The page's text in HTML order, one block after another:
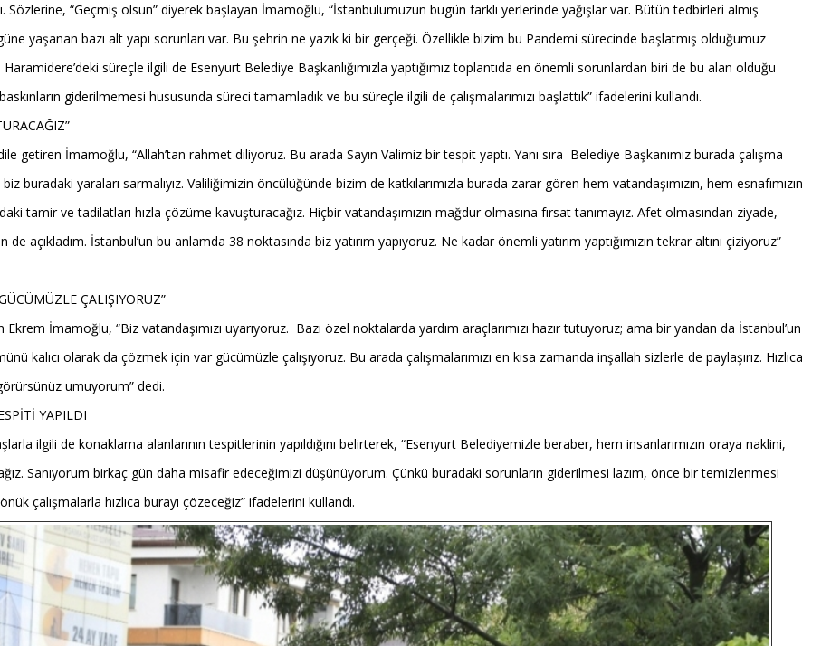
Sözlerine, “Geçmiş olsun” diyerek başlayan İmamoğlu, “İstanbulumuzun bugün farklı yerlerinde yağışlar var. Bütün tedbirleri almış
yaşanan bazı alt yapı sorunları var. Bu şehrin ne yazık ki bir gerçeği. Özellikle bizim bu Pandemi sürecinde başlatmış olduğumuz
süreçle ilgili de Esenyurt Belediye Başkanlığımızla yaptığımız toplantıda en önemli sorunlardan biri de bu alan olduğu
giderilmemesi hususunda süreci tamamladık ve bu süreçle ilgili de çalışmalarımızı başlattık” ifadelerini kullandı.
getiren İmamoğlu, “Allah’tan rahmet diliyoruz. Bu arada Sayın Valimiz bir tespit yaptı. Yanı sıra Belediye Başkanımız burada çalışma
buradaki yaraları sarmalıyız. Valiliğimizin öncülüğünde bizim de katkılarımızla burada zarar gören hem vatandaşımızın, hem esnafımızın
tamir ve tadilatları hızla çözüme kavuşturacağız. Hiçbir vatandaşımızın mağdur olmasına fırsat tanımayız. Afet olmasından ziyade,
İstanbul’un bu anlamda 38 noktasında biz yatırım yapıyoruz. Ne kadar önemli yatırım yaptığımızın tekrar altını çiziyoruz”
ÇALIŞIYORUZ”
İmamoğlu, “Biz vatandaşımızı uyarıyoruz. Bazı özel noktalarda yardım araçlarımızı hazır tutuyoruz; ama bir yandan da İstanbul’un
kalıcı olarak da çözmek için var gücümüzle çalışıyoruz. Bu arada çalışmalarımızı en kısa zamanda inşallah sizlerle de paylaşırız. Hızlıca
umuyorum” dedi.
YAPILDI
ilgili de konaklama alanlarının tespitlerinin yapıldığını belirterek, “Esenyurt Belediyemizle beraber, hem insanlarımızın oraya naklini,
Sanıyorum birkaç gün daha misafir edeceğimizi düşünüyorum. Çünkü buradaki sorunların giderilmesi lazım, önce bir temizlenmesi
çalışmalarla hızlıca burayı çözeceğiz” ifadelerini kullandı.